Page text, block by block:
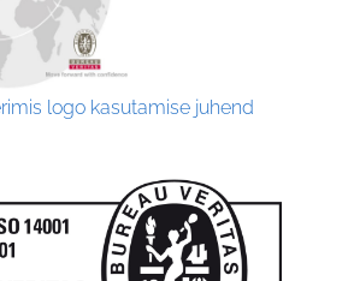
logo kasutamise juhend